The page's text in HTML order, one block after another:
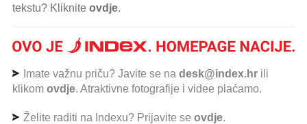
tekstu? Kliknite ovdje.
Imate važnu priču? Javite se na desk@index.hr ili
klikom ovdje. Atraktivne fotografije i videe plaćamo.
Želite raditi na Indexu? Prijavite se ovdje.